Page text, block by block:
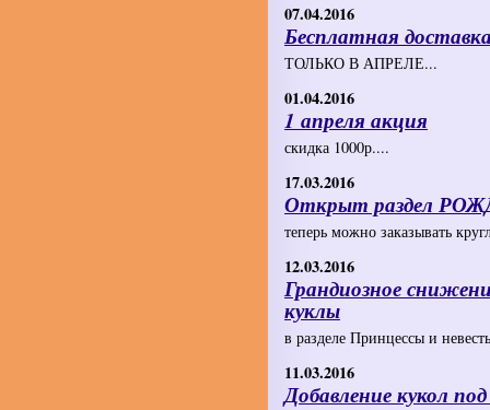
07.04.2016
Бесплатная
ТОЛЬКО В АПРЕЛЕ...
01.04.2016
1 апреля акция
скидка 1000р....
17.03.2016
Открыт раздел
теперь можно заказывать
12.03.2016
Грандиозное
куклы
в разделе Принцессы и
11.03.2016
Добавление кукол под